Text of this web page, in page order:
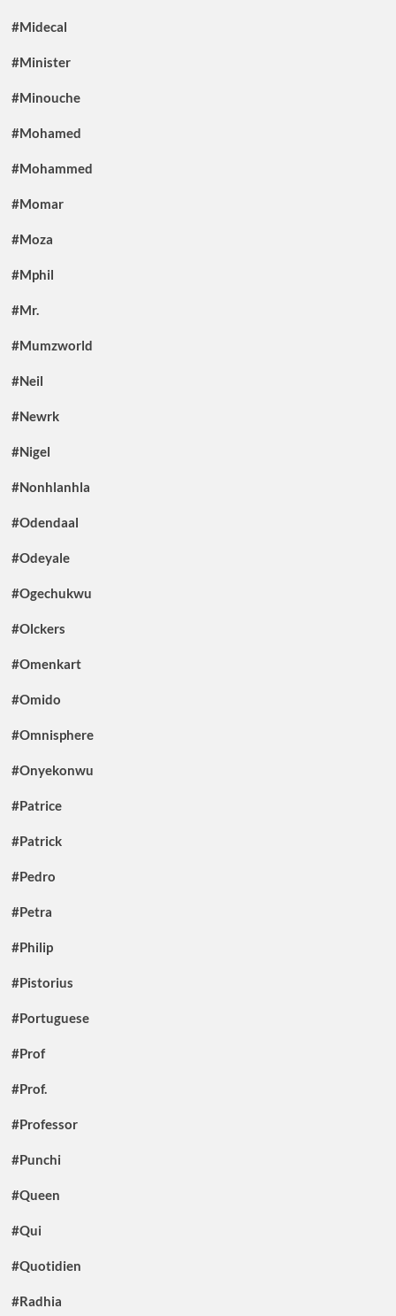
#Midecal
#Minister
#Minouche
#Mohamed
#Mohammed
#Momar
#Moza
#Mphil
#Mr.
#Mumzworld
#Neil
#Newrk
#Nigel
#Nonhlanhla
#Odendaal
#Odeyale
#Ogechukwu
#Olckers
#Omenkart
#Omido
#Omnisphere
#Onyekonwu
#Patrice
#Patrick
#Pedro
#Petra
#Philip
#Pistorius
#Portuguese
#Prof
#Prof.
#Professor
#Punchi
#Queen
#Qui
#Quotidien
#Radhia